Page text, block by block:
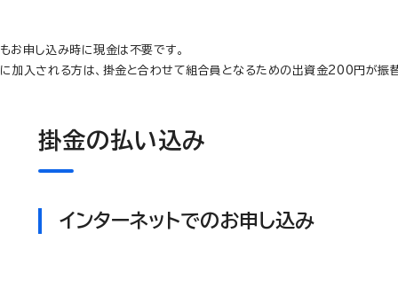
お申し込み時に現金は不要です。
加入される方は、掛金と合わせて組合員となるための出資金200円が振替
掛金の払い込み
インターネットでのお申し込み